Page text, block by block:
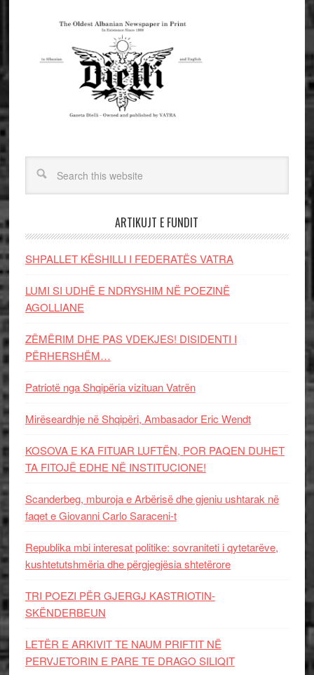
ARTIKUJT E FUNDIT
SHPALLET KËSHILLI I FEDERATËS VATRA
LUMI SI UDHË E NDRYSHIM NË POEZINË
AGOLLIANE
ZËMËRIM DHE PAS VDEKJES! DISIDENTI I
PËRHERSHËM…
Patriotë nga Shqipëria vizituan Vatrën
Mirëseardhje në Shqipëri, Ambasador Eric Wendt
KOSOVA E KA FITUAR LUFTËN, POR PAQEN DUHET
TA FITOJË EDHE NË INSTITUCIONE!
Scanderbeg, mburoja e Arbërisë dhe gjeniu ushtarak në
faqet e Giovanni Carlo Saraceni-t
Republika mbi interesat politike: sovraniteti i qytetarëve,
kushtetutshmëria dhe përgjegjësia shtetërore
TRI POEZI PËR GJERGJ KASTRIOTIN-
SKËNDERBEUN
LETËR E ARKIVIT TE NAUM PRIFTIT NË
PERVJETORIN E PARE TE DRAGO SILIQIT